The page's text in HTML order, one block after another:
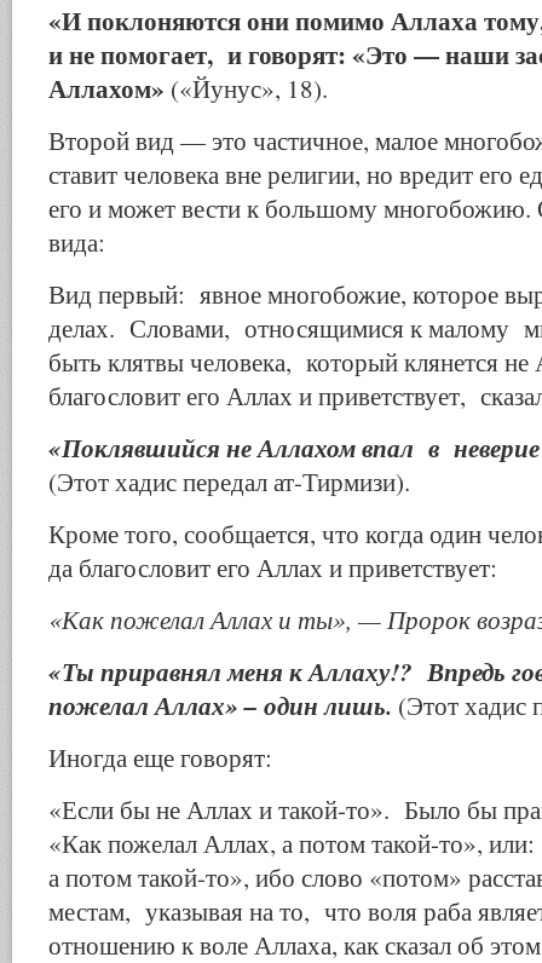
«И поклоняются они помимо Аллаха
и не помогает, и говорят: «Это — наши
Аллахом» («Йунус», 18).
Второй вид — это частичное, малое
ставит человека вне религии, но вредит его
его и может вести к большому многобожию.
вида:
Вид первый: явное многобожие, которое
делах. Словами, относящимися к малому
быть клятвы человека, который клянется
благословит его Аллах и приветствует,
«Поклявшийся не Аллахом впал в
(Этот хадис передал ат-Тирмизи).
Кроме того, сообщается, что когда один
да благословит его Аллах и приветствует:
«Как пожелал Аллах и ты», — Пророк
«Ты приравнял меня к Ал­лаху!? Впредь
пожелал Аллах» – один лишь. (Этот хадис
Иногда еще го­ворят:
«Если бы не Аллах и такой-то». Было бы
«Как пожелал Аллах, а потом такой-то»,
а потом такой-то», ибо слово «потом»
местам, указывая на то, что воля раба
отношению к воле Аллаха, как сказал об